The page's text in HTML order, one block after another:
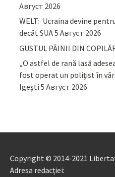
Август 2026
WELT: Ucraina devine
decât SUA5 Август 2026
GUSTUL PÂINII DIN
„O astfel de rană lasă
fost operat un polițist în
Igești 5 Август 2026
Copyright © 2014-2021
Adresa redacției: